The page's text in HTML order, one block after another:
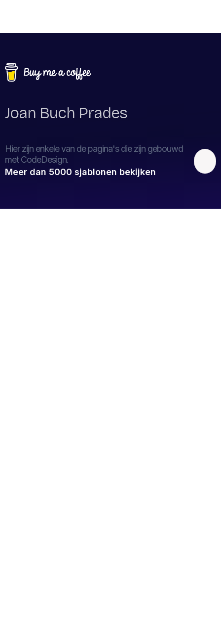
Joan Buch Prades
Hier zijn enkele van de pagina's die zijn gebouwd
met CodeDesign.
Meer dan 5000 sjablonen bekijken